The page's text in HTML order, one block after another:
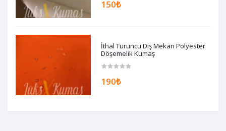
150₺
İthal Turuncu Dış Mekan Polyester
Döşemelik Kumaş
190₺